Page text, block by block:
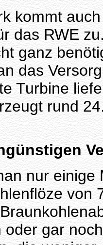
kommt
das RWE
ganz
das
Turbine
rund
nur
von
oder gar